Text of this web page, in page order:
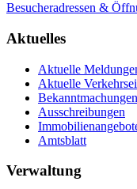
Besucheradressen &
Aktuelles
Aktuelle
Aktuelle
Bekanntmachungen
Ausschreibungen
Amtsblatt
Verwaltung